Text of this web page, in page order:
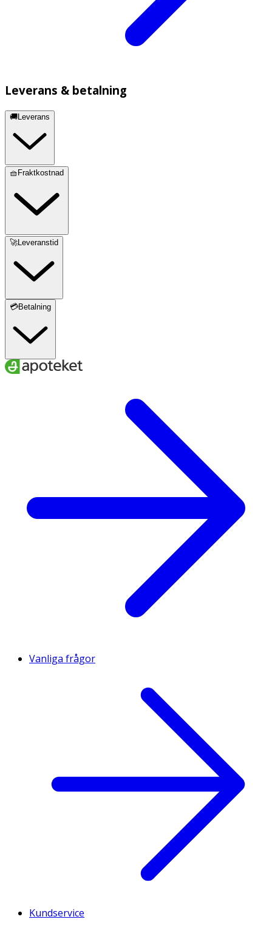
Leverans & betalning
🚚Leverans
🧺Fraktkostnad
🚀Leveranstid
💳Betalning
Vanliga frågor
Kundservice